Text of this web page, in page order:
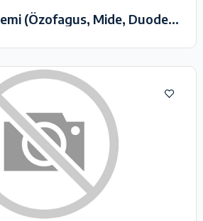
Üst Sindirim Sistemi (Özofagus, Mide, Duodenum) Hastalıkları